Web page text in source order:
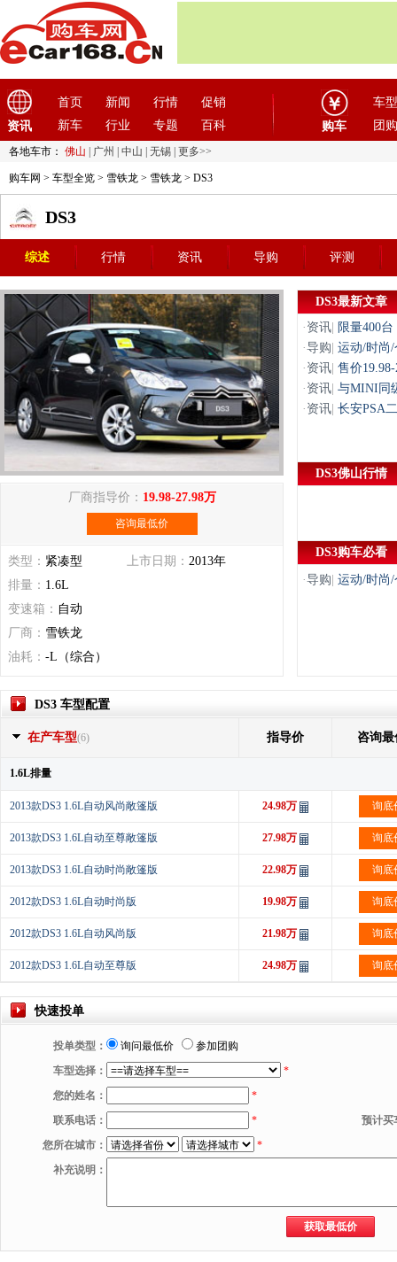
资讯
首页 新闻 行情
促销
新车
行业 专题 百科 购车
车型
团购
各地车市： 佛山 广州 中山 无锡 更多>>
购车网 > 车型全览 > 雪铁龙 > 雪铁龙 > DS3
DS3
综述 行情 资讯 导购 评测
厂商指导价： 19.98-27.98万
咨询最低价
类型： 紧凑型 上市日期： 2013年
排量： 1.6L
变速箱： 自动
厂商： 雪铁龙
油耗： -L（综合）
DS3最新文章
· 资讯 限量400
·导购 运动/时尚
· 资讯 售价
· 资讯 与MINI同
· 资讯 长安PSA
DS3佛山行情
DS3购车必看
·导购 运动/时尚
DS3 车型配置
在产车型(6) 指导价 咨询最
1.6L排量
2013款DS3 1.6L自动风尚敞篷版 24.98万 询底
2013款DS3 1.6L自动至尊敞篷版 27.98万 询底
2013款DS3 1.6L自动时尚敞篷版 22.98万 询底
2012款DS3 1.6L自动时尚版 19.98万 询底
2012款DS3 1.6L自动风尚版 21.98万 询底
2012款DS3 1.6L自动至尊版 24.98万 询底
快速投单
投单类型： 询问最低价
参加团购
车型选择：
*
您的姓名：
*
联系电话：
*
预计买
您所在城市：
*
补充说明：